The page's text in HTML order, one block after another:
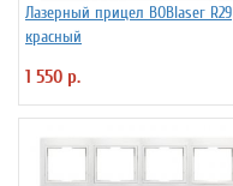
Лазерный прицел BOBlaser R29
красный
1 550 р.